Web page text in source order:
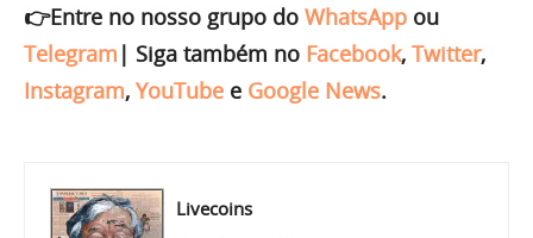
👉Entre no nosso grupo do WhatsApp ou
Telegram | Siga também no Facebook, Twitter,
Instagram, YouTube e Google News.
Livecoins